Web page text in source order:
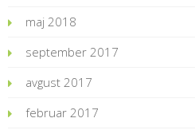
maj 2018
september 2017
avgust 2017
februar 2017